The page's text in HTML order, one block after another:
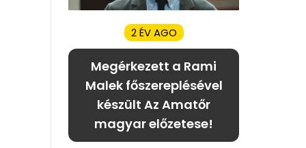
2 ÉV AGO
Megérkezett a Rami
Malek főszereplésével
készült Az Amatőr
magyar előzetese!